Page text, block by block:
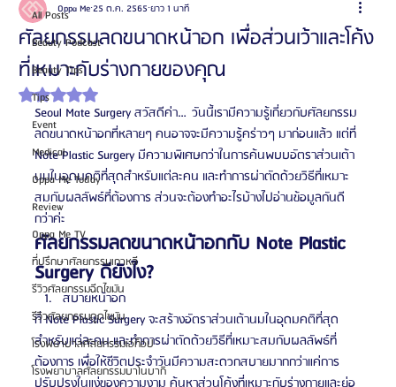
All Posts
Beauty Podcast
Beauty Tips
Tips
Event
Medical
Oppa Me Today
Review
Oppa Me TV
ที่ปรึกษาศัลยกรรมเกาหลี
รีวิวศัลยกรรมฉีดไขมัน
รีวิวศัลยกรรมดูดไขมัน
โรงพยาบาลศัลยกรรมเอท็อป
โรงพยาบาลศัลยกรรมบาโนบากิ
ศัลยกรรมลดขนาดหน้าอก เพื่อส่วนเว้าและโค้ง
ที่เหมาะกับร่างกายของคุณ
Oppa Me25 ต.ค. 2565 ยาว 1 นาที
ได้รับ NaN เต็ม 5 ดาว
Seoul Mate Surgery สวัสดีค่า…วันนี้เรามีความรู้เกี่ยวกับศัลยกรรม
ลดขนาดหน้าอกที่หลายๆ คนอาจจะมีความรู้คร่าวๆ มาก่อนแล้ว แต่ที่
Note Plastic Surgery มีความพิเศษกว่าในการค้นพบบอัตราส่วนเต้า
นมในอุดมคติที่สุดสำหรับแต่ละคน และทำการผ่าตัดด้วยวิธีที่เหมาะ
สมกับผลลัพธ์ที่ต้องการ ส่วนจะต้องทำอะไรบ้างไปอ่านข้อมูลกันดี
กว่าค่ะ
ศัลยกรรมลดขนาดหน้าอกกับ Note Plastic
Surgery ดียังไง?
สบายหน้าอก
ที่ Note Plastic Surgery จะสร้างอัตราส่วนเต้านมในอุดมคติที่สุด
สำหรับแต่ละคน และทำการผ่าตัดด้วยวิธีที่เหมาะสมกับผลลัพธ์ที่
ต้องการ เพื่อให้ชีวิตประจำวันมีความสะดวกสบายมากกว่าแค่การ